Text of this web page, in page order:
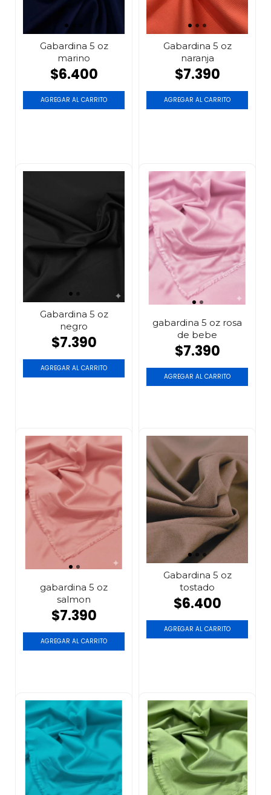
Gabardina 5 oz
marino
$6.400
AGREGAR AL CARRITO
Gabardina 5 oz
naranja
$7.390
AGREGAR AL CARRITO
Gabardina 5 oz
negro
$7.390
gabardina 5 oz rosa
de bebe
$7.390
gabardina 5 oz
salmon
$7.390
Gabardina 5 oz
tostado
$6.400
AGREGAR AL CARRITO